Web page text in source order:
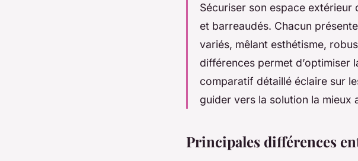
Sécuriser son espace
et barreaudés. Chacun
variés, mêlant esthétisme,
différences permet d’optimiser
comparatif détaillé éclaire sur
guider vers la solution la
Principales différences